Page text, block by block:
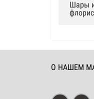
Шары
О НАШЕМ